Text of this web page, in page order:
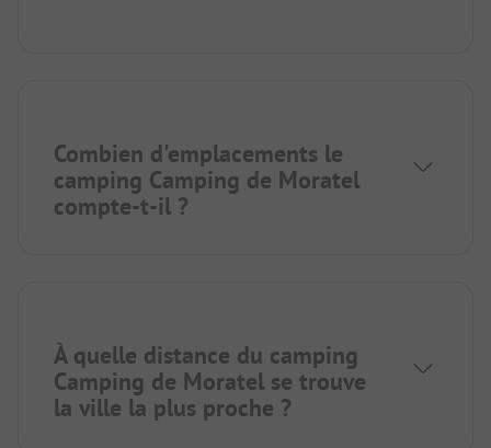
Combien d'emplacements le
camping Camping de Moratel
compte-t-il ?
À quelle distance du camping
Camping de Moratel se trouve
la ville la plus proche ?